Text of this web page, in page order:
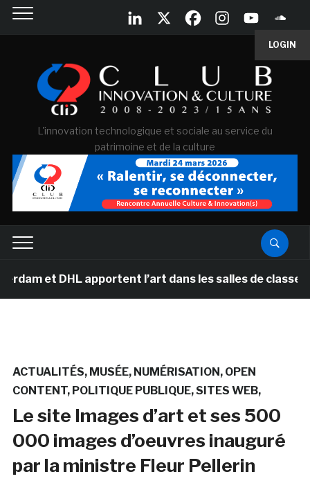
LOGIN
L'innovation technologique et sociale au service du
patrimoine et de la culture
DHL apportent l’art dans les salles de classe des
ACTUALITÉS MUSÉE NUMÉRISATION OPEN
CONTENT POLITIQUE PUBLIQUE SITES WEB
Le site Images d’art et ses 500
000 images d’oeuvres inauguré
par la ministre Fleur Pellerin